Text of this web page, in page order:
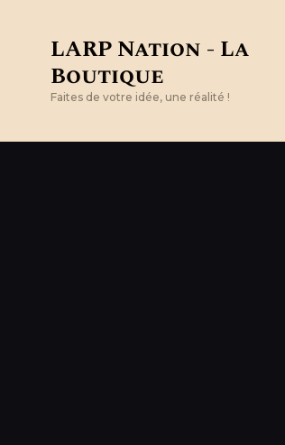
LARP Nation - La
Boutique
Faites de votre idée, une réalité !